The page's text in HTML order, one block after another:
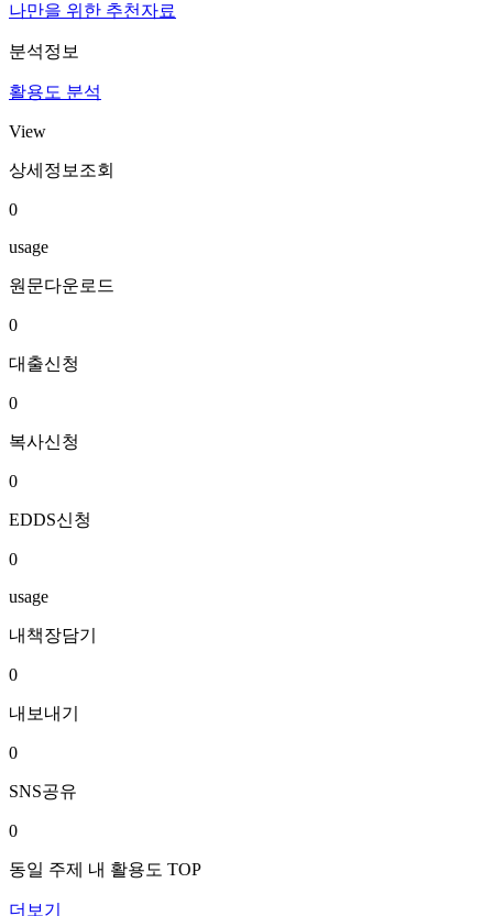
나만을 위한 추천자료
분석정보
활용도 분석
View
상세정보조회
0
usage
원문다운로드
0
대출신청
0
복사신청
0
EDDS신청
0
usage
내책장담기
0
내보내기
0
SNS공유
0
동일 주제 내 활용도 TOP
더보기